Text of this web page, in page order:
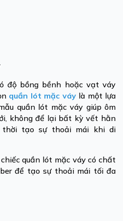
độ bồng bềnh hoặc vạt váy
quần lót mặc váylà một lựa
quần lót mặc váy giúp ôm
không để lại bất kỳ vết hằn
thời tạo sự thoải mái khi di
quần lót mặc váy có chất
để tạo sự thoải mái tối đa